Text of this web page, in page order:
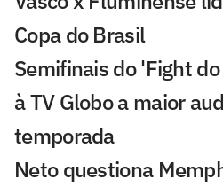
Copa do Brasil
Semifinais do 'Fight
à TV Globo a maior
temporada
Neto questiona